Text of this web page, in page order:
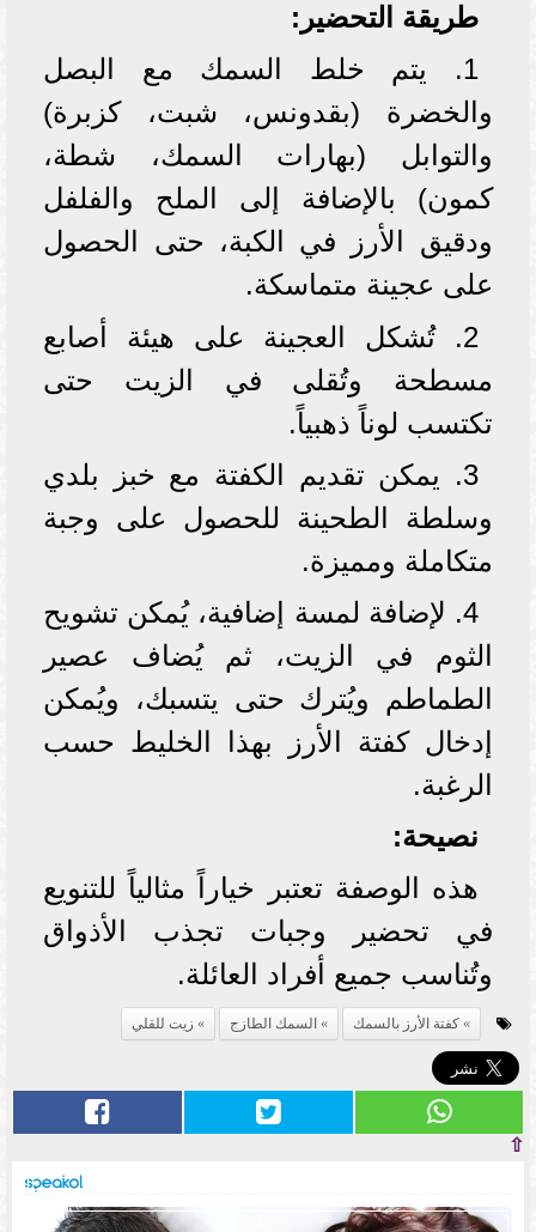
طريقة التحضير:
1. يتم خلط السمك مع البصل
والخضرة (بقدونس، شبت، كزبرة)
والتوابل (بهارات السمك، شطة،
كمون) بالإضافة إلى الملح والفلفل
ودقيق الأرز في الكبة، حتى الحصول
على عجينة متماسكة.
2. تُشكل العجينة على هيئة أصابع
مسطحة وتُقلى في الزيت حتى
تكتسب لوناً ذهبياً.
3. يمكن تقديم الكفتة مع خبز بلدي
وسلطة الطحينة للحصول على وجبة
متكاملة ومميزة.
4. لإضافة لمسة إضافية، يُمكن تشويح
الثوم في الزيت، ثم يُضاف عصير
الطماطم ويُترك حتى يتسبك، ويُمكن
إدخال كفتة الأرز بهذا الخليط حسب
الرغبة.
نصيحة:
هذه الوصفة تعتبر خياراً مثالياً للتنويع
في تحضير وجبات تجذب الأذواق
وتُناسب جميع أفراد العائلة.
كفتة الأرز بالسمك السمك الطازج زيت للقلي
⇧